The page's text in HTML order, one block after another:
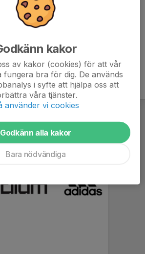
kakor
av kakor (cookies) för att vår
fungera bra för dig. De används
i syfte att hjälpa oss att
våra tjänster.
använder vi cookies
Godkänn alla kakor
Bara nödvändiga